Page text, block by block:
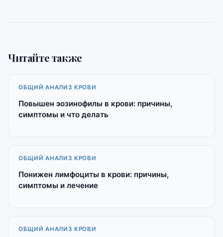
Читайте также
ОБЩИЙ АНАЛИЗ КРОВИ
Повышен эозинофилы в крови: причины,
симптомы и что делать
ОБЩИЙ АНАЛИЗ КРОВИ
Понижен лимфоциты в крови: причины,
симптомы и лечение
ОБЩИЙ АНАЛИЗ КРОВИ